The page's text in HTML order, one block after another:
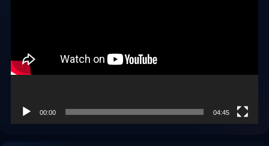
00:00 04:45